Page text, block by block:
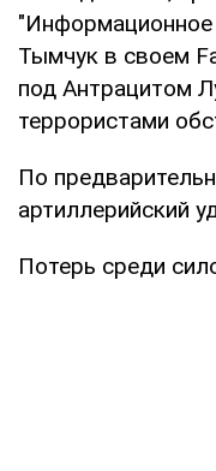
Тымчук в своем
под Антрацитом
террористами
По
артиллерийский
Потерь среди